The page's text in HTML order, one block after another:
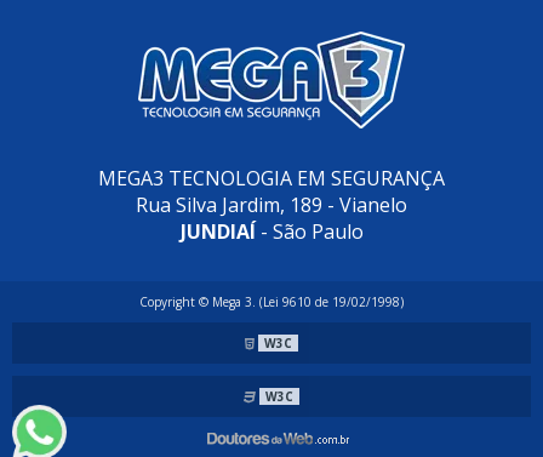
MEGA3 TECNOLOGIA EM SEGURANÇA
Rua Silva Jardim, 189 - Vianelo
JUNDIAÍ- São Paulo
Copyright © Mega 3. (Lei 9610 de 19/02/1998)
W3C
W3C